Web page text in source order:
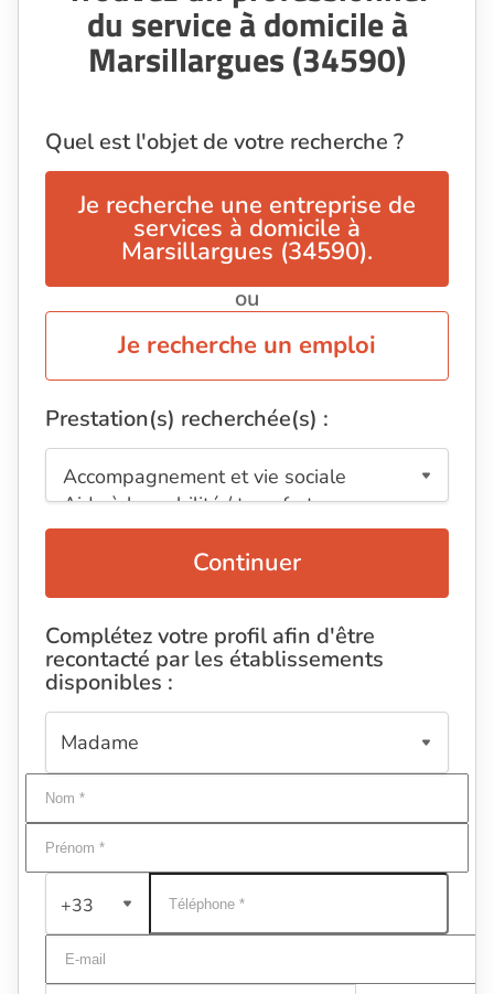
du service à domicile à
Marsillargues (34590)
Quel est l'objet de votre recherche ?
Je recherche une entreprise de
services à domicile à
Marsillargues (34590).
ou
Je recherche un emploi
Prestation(s) recherchée(s) :
Continuer
Complétez votre profil afin d'être
recontacté par les établissements
disponibles :
+33